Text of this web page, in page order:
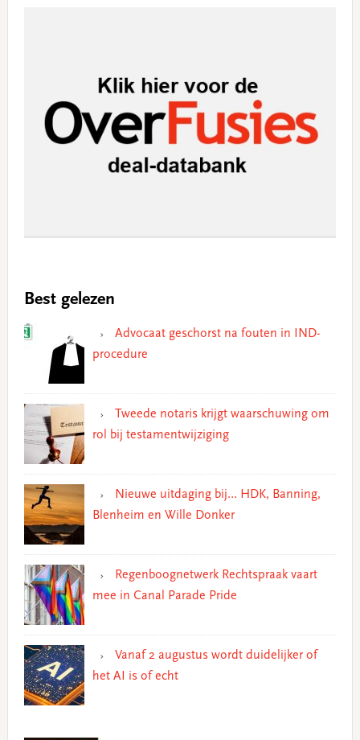
Best gelezen
Advocaat geschorst na fouten in IND-
procedure
Tweede notaris krijgt waarschuwing om
rol bij testamentwijziging
Nieuwe uitdaging bij… HDK, Banning,
Blenheim en Wille Donker
Regenboognetwerk Rechtspraak vaart
mee in Canal Parade Pride
Vanaf 2 augustus wordt duidelijker of
het AI is of echt